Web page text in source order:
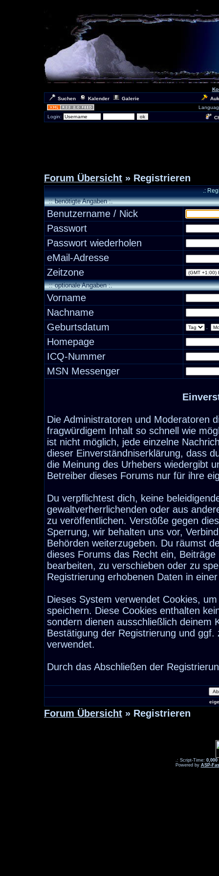
Suchen
Kalender Galerie
Login:
Forum Übersicht » Registrieren
.:
:: benötigte Angaben :.
Benutzername / Nick
Passwort
Passwort wiederholen
eMail-Adresse
Zeitzone
:: optionale Angaben :.
Vorname
Nachname
Geburtsdatum
Homepage
ICQ-Nummer
MSN Messenger
Die Administratoren und Moderatoren
fragwürdigem Inhalt so schnell wie
ist nicht möglich, jede einzelne
dieser Einverständniserklärung, dass
die Meinung des Urhebers wiedergibt
Betreiber dieses Forums nur für ihre
Du verpflichtest dich, keine
gewaltverherrlichenden oder aus
zu veröffentlichen. Verstöße gegen
Sperrung, wir behalten uns vor,
Behörden weiterzugeben. Du räumst
dieses Forums das Recht ein,
bearbeiten, zu verschieben oder zu
Registrierung erhobenen Daten in
Dieses System verwendet Cookies,
speichern. Diese Cookies enthalten
sondern dienen ausschließlich deinem
Bestätigung der Registrierung und
verwendet.
Durch das Abschließen der
Forum Übersicht » Registrieren
.: Script-Time: 0,000
Powered by ASP-